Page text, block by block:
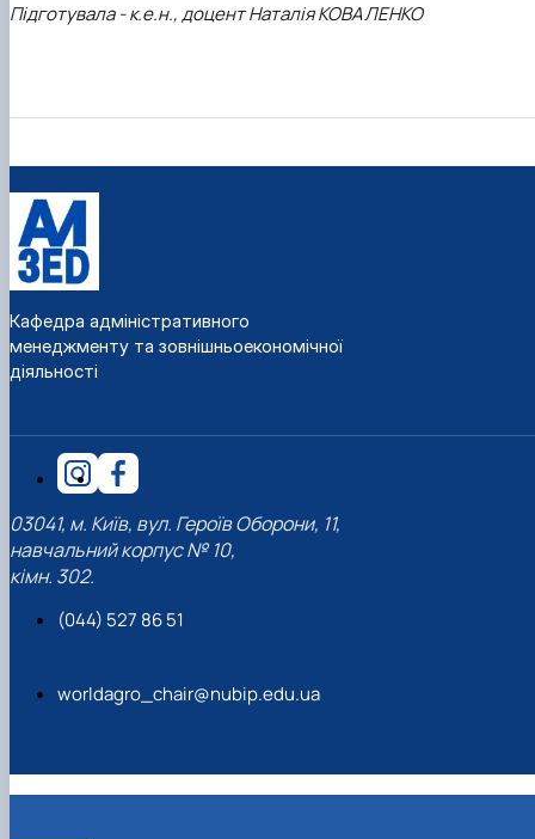
Підготувала - к.е.н., доцент Наталія КОВАЛЕНКО
Кафедра адміністративного
менеджменту та зовнішньоекономічної
діяльності
03041, м. Київ, вул. Героїв Оборони, 11,
навчальний корпус № 10,
кімн. 302.
(044) 527 86 51
worldagro_chair@nubip.edu.ua